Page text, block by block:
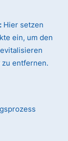
Hier setzen
ein, um den
entfernen.